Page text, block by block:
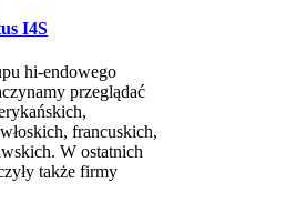
I4S
hi-endowego
przeglądać
francuskich,
W ostatnich
także firmy